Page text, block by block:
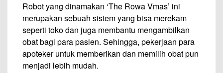
Robot yang dinamakan ‘The Rowa Vmas’ ini
merupakan sebuah sistem yang bisa merekam
seperti toko dan juga membantu mengambilkan
obat bagi para pasien. Sehingga, pekerjaan para
apoteker untuk memberikan dan memilih obat pun
menjadi lebih mudah.